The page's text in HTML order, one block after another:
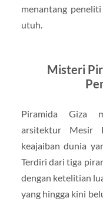
menantang
utuh.
Misteri
Piramida Giza
arsitektur Mesir
keajaiban dunia
Terdiri dari tiga
dengan ketelitian
yang hingga kini